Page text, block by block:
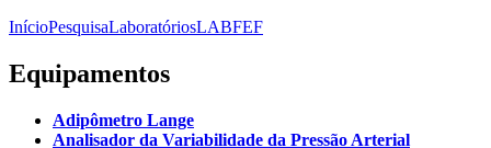
InícioPesquisaLaboratóriosLABFEF
Equipamentos
Adipômetro Lange
Analisador da Variabilidade da Pressão Arterial